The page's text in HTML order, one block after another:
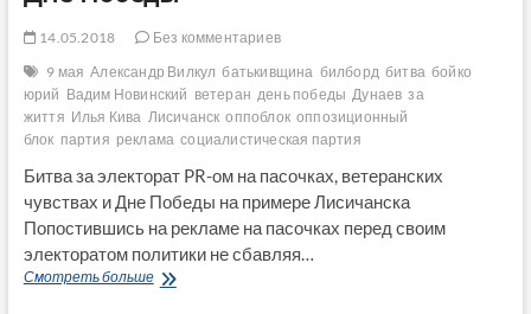
14.05.2018
Без комментариев
9 мая Александр Вилкул батькивщина билборд битва бойко
юрий Вадим Новинский ветеран день победы Дунаев за
життя Илья Кива Лисичанск оппоблок оппозиционный
блок партия реклама социалистическая партия
Битва за электорат PR-ом на пасочках, ветеранских
чувствах и Дне Победы на примере Лисичанска
Попостившись на рекламе на пасочках перед своим
электоратом политики не сбавляя…
Смотреть большеБитва